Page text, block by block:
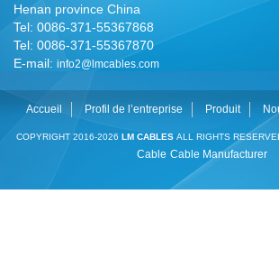
Henan province China
Tel: 0086-371-55367868
Tel: 0086-371-55367870
E-mail: info2@lmcables.com
Accueil Profil de l’entreprise Produit
COPYRIGHT 2016-2026 LM CABLES ALL RIGHTS
Cable Cable Manufacturer